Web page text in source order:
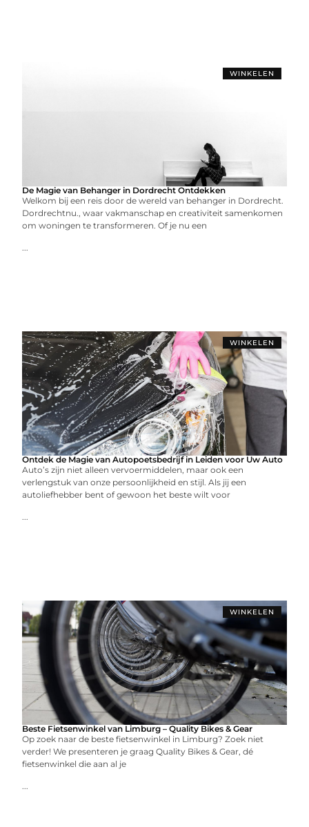
WINKELEN
De Magie van Behanger in Dordrecht Ontdekken
Welkom bij een reis door de wereld van behanger in Dordrecht.
Dordrechtnu., waar vakmanschap en creativiteit samenkomen
om woningen te transformeren. Of je nu een
...
WINKELEN
Ontdek de Magie van Autopoetsbedrijf in Leiden voor Uw Auto
Auto’s zijn niet alleen vervoermiddelen, maar ook een
verlengstuk van onze persoonlijkheid en stijl. Als jij een
autoliefhebber bent of gewoon het beste wilt voor
...
WINKELEN
Beste Fietsenwinkel van Limburg – Quality Bikes & Gear
Op zoek naar de beste fietsenwinkel in Limburg? Zoek niet
verder! We presenteren je graag Quality Bikes & Gear, dé
fietsenwinkel die aan al je
...